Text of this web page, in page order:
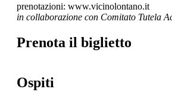
prenotazioni: www.vicinolontano.it
in collaborazione con Comitato Tutela
Prenota il biglietto
Ospiti